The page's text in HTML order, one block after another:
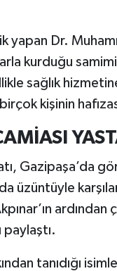
yapan Dr.
kurduğu
sağlık
kişinin
Gazipaşa’da
üzüntüyle
paylaştı.
tanıdığı